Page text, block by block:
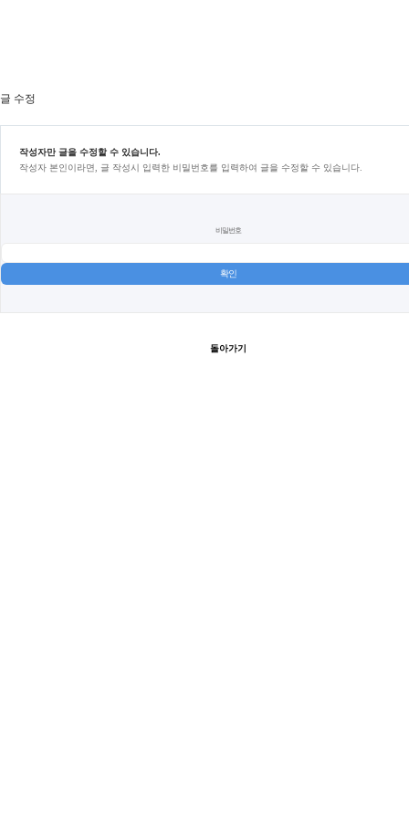
글 수정
작성자만 글을 수정할 수 있습니다.
작성자 본인이라면, 글 작성시 입력한 비밀번호를 입력하여 글을 수정할 수 있습니다.
비밀번호
돌아가기